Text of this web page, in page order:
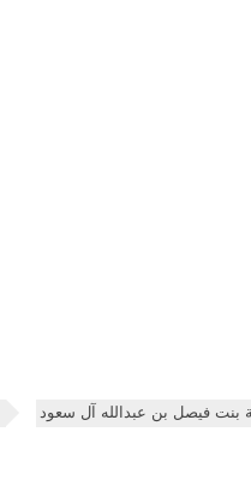
بنت فيصل بن عبدالله آل سعود